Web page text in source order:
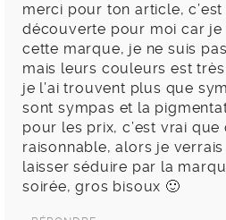
merci pour ton article,
découverte pour moi car je
cette marque, je ne suis
mais leurs couleurs est
je l’ai trouvent plus que
sont sympas et la
pour les prix, c’est vrai que
raisonnable, alors je
laisser séduire par la
soirée, gros bisoux 🙂